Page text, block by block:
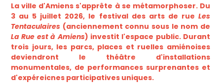
La ville d'Amiens s'apprête à se métamorphoser. Du
3 au 5 juillet 2026, le festival des arts de rue Les
Tentaculaires (anciennement connu sous le nom de
La Rue est à Amiens) investit l'espace public. Durant
trois jours, les parcs, places et ruelles amiénoises
deviendront le théâtre d'installations
monumentales, de performances surprenantes et
d'expéreicnes participatives uniques.